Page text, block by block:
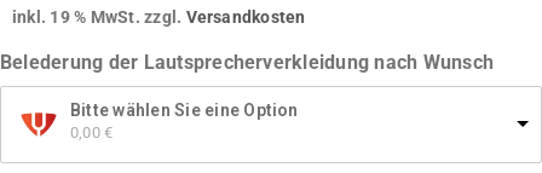
inkl. 19 % MwSt. zzgl. Versandkosten
Belederung der Lautsprecherverkleidung nach Wunsch
Bitte wählen Sie eine Option
0,00 €